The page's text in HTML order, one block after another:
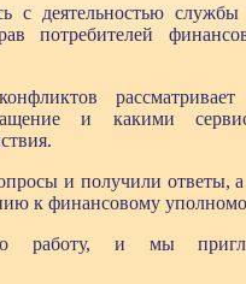
с деятельностью службы
потребителей
и какими
и получили ответы,
к финансовому
работу, и мы